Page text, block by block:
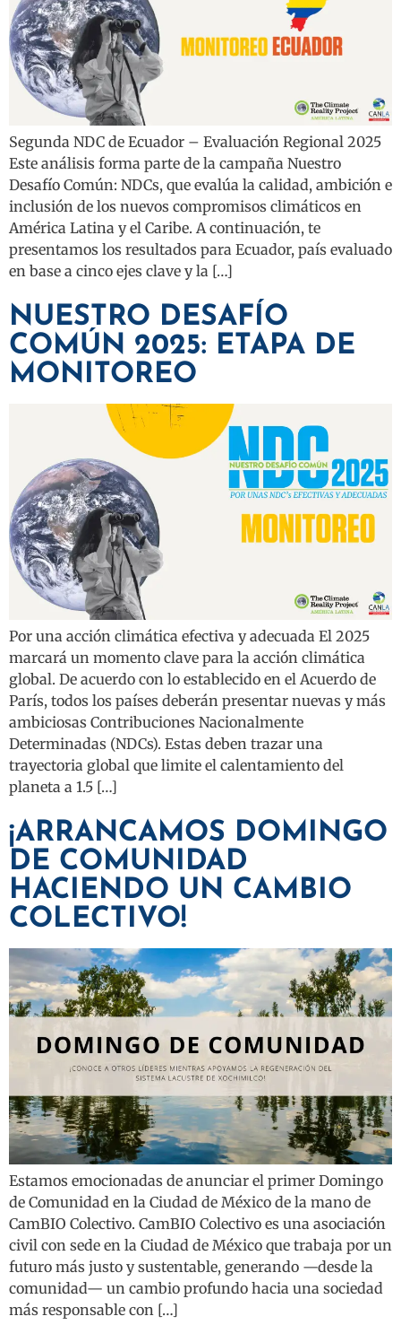
Segunda NDC de Ecuador – Evaluación Regional 2025
Este análisis forma parte de la campaña Nuestro
Desafío Común: NDCs, que evalúa la calidad, ambición e
inclusión de los nuevos compromisos climáticos en
América Latina y el Caribe. A continuación, te
presentamos los resultados para Ecuador, país evaluado
en base a cinco ejes clave y la […]
NUESTRO DESAFÍO
COMÚN 2025: ETAPA DE
MONITOREO
Por una acción climática efectiva y adecuada El 2025
marcará un momento clave para la acción climática
global. De acuerdo con lo establecido en el Acuerdo de
París, todos los países deberán presentar nuevas y más
ambiciosas Contribuciones Nacionalmente
Determinadas (NDCs). Estas deben trazar una
trayectoria global que limite el calentamiento del
planeta a 1.5 […]
¡ARRANCAMOS DOMINGO
DE COMUNIDAD
HACIENDO UN CAMBIO
COLECTIVO!
Estamos emocionadas de anunciar el primer Domingo
de Comunidad en la Ciudad de México de la mano de
CamBIO Colectivo. CamBIO Colectivo es una asociación
civil con sede en la Ciudad de México que trabaja por un
futuro más justo y sustentable, generando —desde la
comunidad— un cambio profundo hacia una sociedad
más responsable con […]